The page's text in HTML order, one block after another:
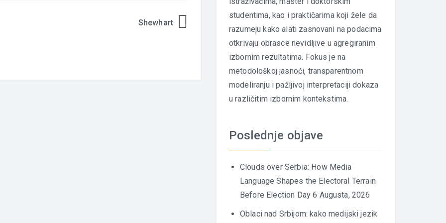
Shewhart
studentima, kao i praktičarima koji žele da
razumeju kako alati zasnovani na podacima
otkrivaju obrasce nevidljive u agregiranim
izbornim rezultatima. Fokus je na
metodološkoj jasnoći, transparentnom
modeliranju i pažljivoj interpretaciji dokaza
u različitim izbornim kontekstima.
Poslednje objave
Clouds over Serbia: How Media
Language Shapes the Electoral Terrain
Before Election Day 6 Augusta, 2026
Oblaci nad Srbijom: kako medijski jezik